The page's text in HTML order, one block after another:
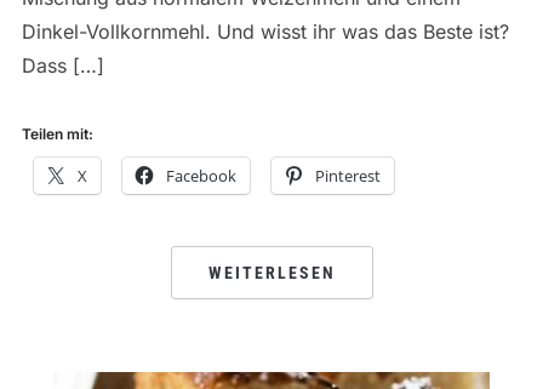
Dinkel-Vollkornmehl. Und wisst ihr was das Beste ist?
Dass […]
Teilen mit:
X Facebook Pinterest
WEITERLESEN